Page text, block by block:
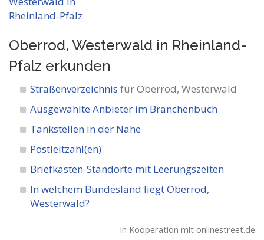
Oberrod, Westerwald in Rheinland-
Pfalz erkunden
Straßenverzeichnis für Oberrod, Westerwald
Ausgewählte Anbieter im Branchenbuch
Tankstellen in der Nähe
Postleitzahl(en)
Briefkasten-Standorte mit Leerungszeiten
In welchem Bundesland liegt Oberrod,
Westerwald?
In Kooperation mit onlinestreet.de